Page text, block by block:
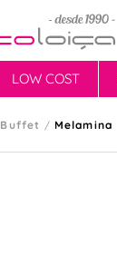
LOW COST
Buffet Melamina